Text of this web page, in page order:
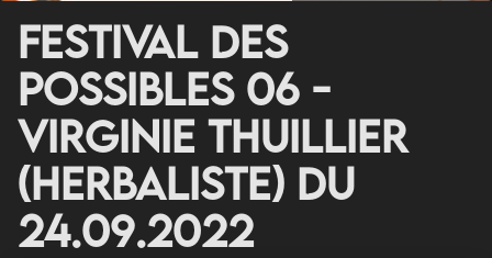
Festival des
possibles 06 -
Virginie Thuillier
(Herbaliste) du
24.09.2022